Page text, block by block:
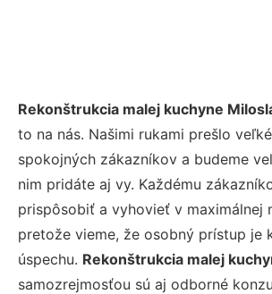
Rekonštrukcia malej kuchyne
to na nás. Našimi rukami prešlo
spokojných zákazníkov a budeme
nim pridáte aj vy. Každému
prispôsobiť a vyhovieť v maximálnej
pretože vieme, že osobný prístup je
úspechu. Rekonštrukcia malej
samozrejmosťou sú aj odborné